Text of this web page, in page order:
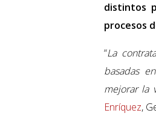
distintos
procesos
“La
basadas
mejorar la
Enríquez,